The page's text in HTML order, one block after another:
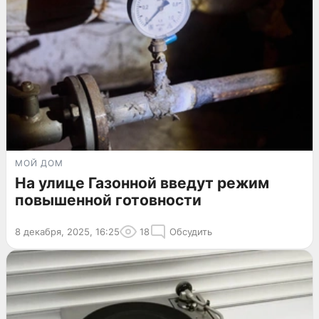
МОЙ ДОМ
На улице Газонной введут режим
повышенной готовности
8 декабря, 2025, 16:25 18 Обсудить